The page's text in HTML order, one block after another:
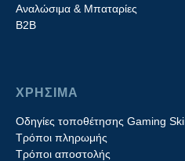
Aναλώσιμα & Μπαταρίες
Β2B
ΧΡΗΣΙΜΑ
Οδηγίες τοποθέτησης Gaming
Τρόποι πληρωμής
Τρόποι αποστολής